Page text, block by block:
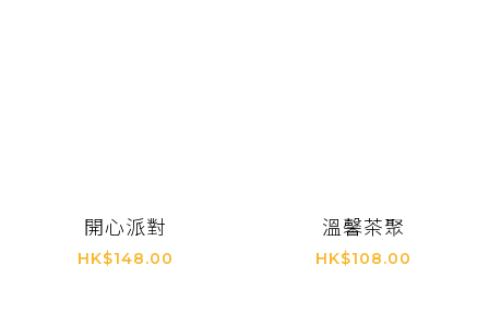
開心派對
HK$148.00
溫馨茶聚
HK$108.00